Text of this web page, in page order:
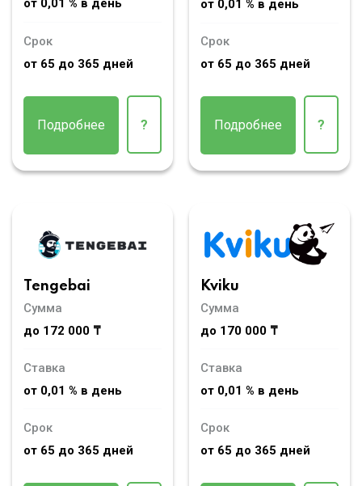
от 0,01 % в день
Срок
от 65 до 365 дней
Подробнее ?
от 0,01 % в день
Срок
от 65 до 365 дней
Подробнее ?
Tengebai
Сумма
до 172 000 ₸
Ставка
от 0,01 % в день
Срок
от 65 до 365 дней
Kviku
Сумма
до 170 000 ₸
Ставка
от 0,01 % в день
Срок
от 65 до 365 дней